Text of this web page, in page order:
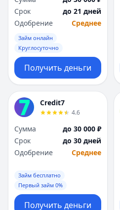
Срок
до 21 дней
Одобрение
Среднее
Займ онлайн
Круглосуточно
Получить деньги
Credit7
4.6
Сумма
до 30 000 ₽
Срок
до 30 дней
Одобрение
Среднее
Займ бесплатно
Первый займ 0%
Получить деньги